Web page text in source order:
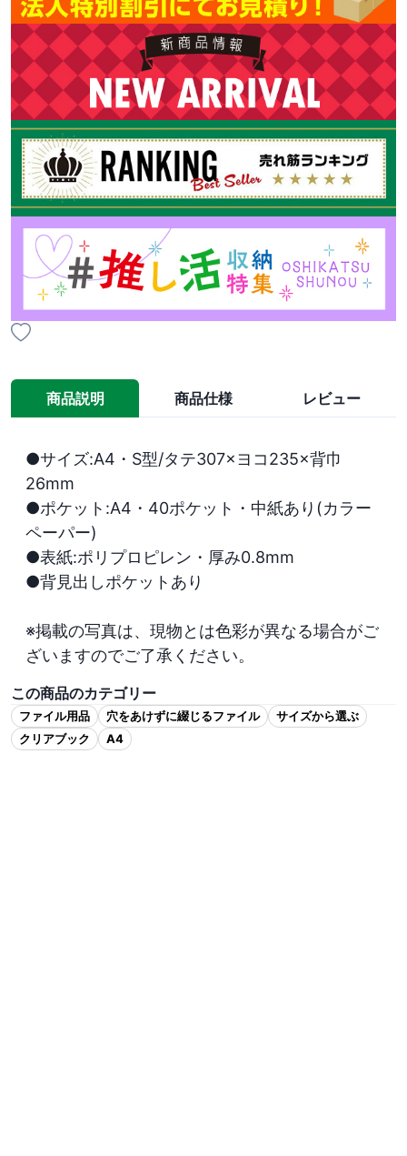
商品説明 商品仕様 レビュー
●サイズ:A4・S型/タテ307×ヨコ235×背巾
26mm
●ポケット:A4・40ポケット・中紙あり(カラー
ペーパー)
●表紙:ポリプロピレン・厚み0.8mm
●背見出しポケットあり
※掲載の写真は、現物とは色彩が異なる場合がご
ざいますのでご了承ください。
この商品のカテゴリー
ファイル用品 穴をあけずに綴じるファイル
サイズから選ぶ
クリアブック
A4